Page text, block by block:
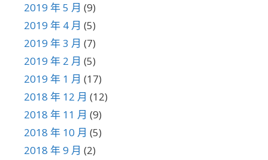
2019 年 5 月 (9)
2019 年 4 月 (5)
2019 年 3 月 (7)
2019 年 2 月 (5)
2019 年 1 月 (17)
2018 年 12 月 (12)
2018 年 11 月 (9)
2018 年 10 月 (5)
2018 年 9 月 (2)